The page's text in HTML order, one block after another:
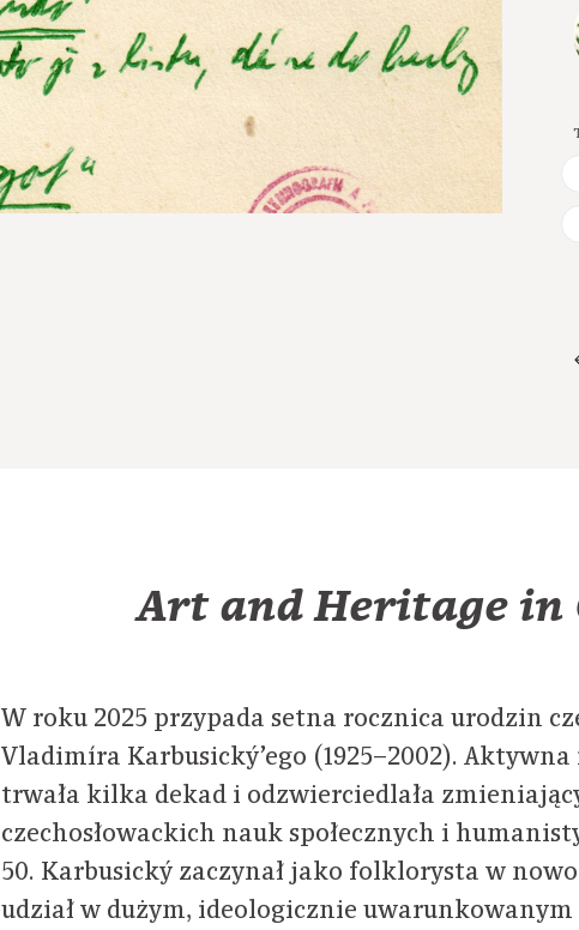
Art and Heritage in
W roku 2025 przypada setna rocznica urodzin
Vladimíra Karbusický’ego (1925–2002).
trwała kilka dekad i odzwierciedlała
czechosłowackich nauk społecznych i
50. Karbusický zaczynał jako folklorysta w
udział w dużym, ideologicznie